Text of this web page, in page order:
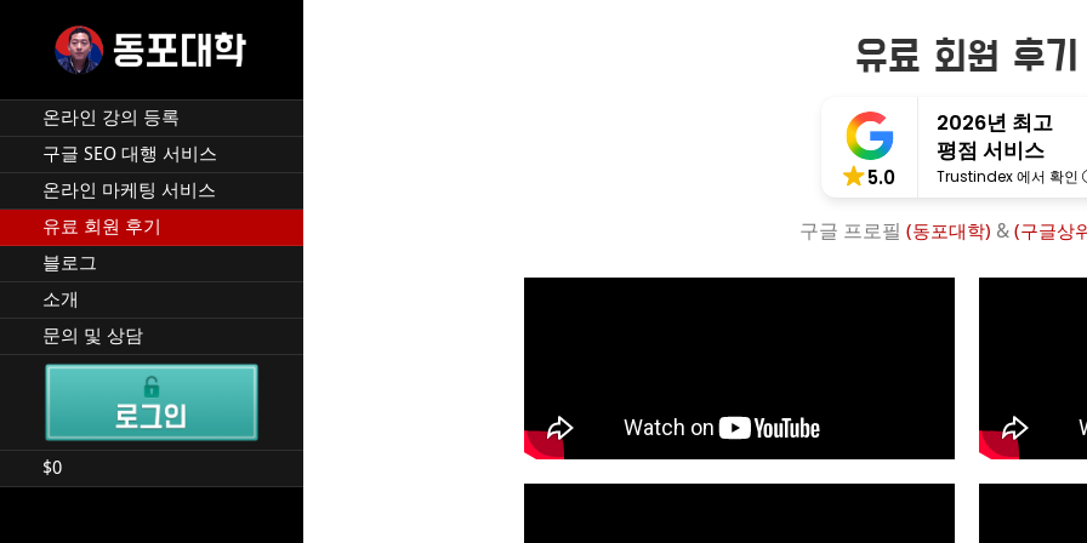
DPU SEO
라인 사업 강의 🇰🇷 🇺🇸
온라인 강의 등록
구글 SEO 대행 서비스
온라인 마케팅 서비스
유료 회원 후기
블로그
소개
문의 및 상담
$0
유료 회원 후기
5.0
2026년 최고
평점 서비스
Trustindex 에서 확인
구글 프로필 (동포대학) & (구글상